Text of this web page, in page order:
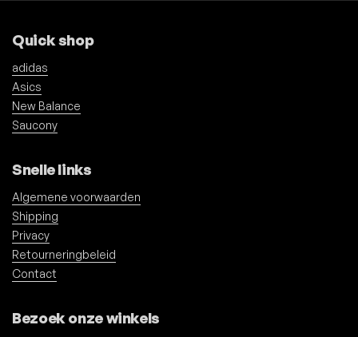
Quick shop
adidas
Asics
New Balance
Saucony
Snelle links
Algemene voorwaarden
Shipping
Privacy
Retourneringbeleid
Contact
Bezoek onze winkels